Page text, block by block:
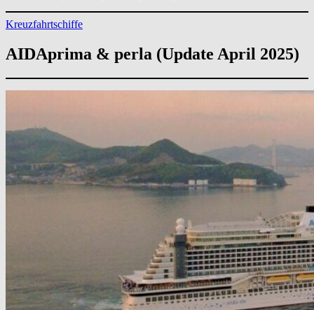
Kreuzfahrtschiffe
AIDAprima & perla (Update April 2025)